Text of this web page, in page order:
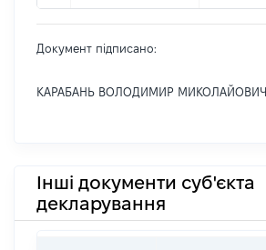
Документ підписано:
КАРАБАНЬ ВОЛОДИМИР МИКОЛАЙОВИЧ
Інші документи суб'єкта
декларування